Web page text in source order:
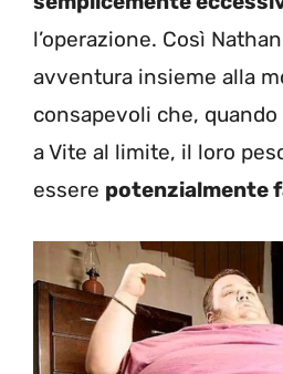
l’operazione. Così
avventura insieme alla
consapevoli che,
a Vite al limite, il loro
essere potenzialmente